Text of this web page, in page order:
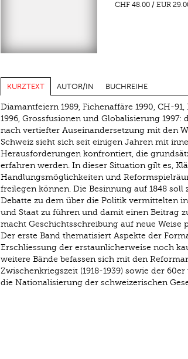
CHF 48.00/ EUR
KURZTEXT AUTOR/IN BUCHREIHE
Diamantfeiern 1989, Fichenaffäre 1990, CH-
1996, Grossfusionen und Globalisierung
nach vertiefter Auseinandersetzung mit den
Schweiz sieht sich seit einigen Jahren mit
Herausforderungen konfrontiert, die
erfahren werden. In dieser Situation gilt es,
Handlungsmöglichkeiten und
freilegen können. Die Besinnung auf 1848
Debatte zu dem über die Politik vermittelten
und Staat zu führen und damit einen Beitrag
macht Geschichtsschreibung auf neue Weise
Der erste Band thematisiert Aspekte der
Erschliessung der erstaunlicherweise noch
weitere Bände befassen sich mit den
Zwischenkriegszeit (1918-1939) sowie der
die Nationalisierung der schweizerischen